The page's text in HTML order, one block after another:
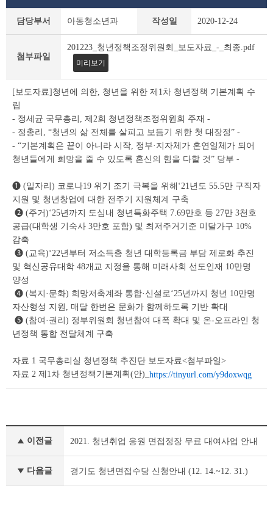
조
회
담당부서 아동청소년과 작성일 2020-12-24
첨부파일
201223_청년정책조정위원회_보도자료_-_최종.pdf
미리보기
[보도자료]청년에 의한, 청년을 위한 제1차 청년정책 기본계획 수
립
- 정세균 국무총리, 제2회 청년정책조정위원회 주재 -
- 정총리, “청년의 삶 전체를 살피고 보듬기 위한 첫 대장정” -
- “기본계획은 끝이 아니라 시작, 정부·지자체가 혼연일체가 되어
청년들에게 희망을 줄 수 있도록 혼신의 힘을 다할 것” 당부 -
➊ (일자리) 코로나19 위기 조기 극복을 위해‘21년도 55.5만 구직자
지원 및 청년창업에 대한 전주기 지원체계 구축
➋ (주거)‘25년까지 도심내 청년특화주택 7.69만호 등 27만 3천호
공급(대학생 기숙사 3만호 포함) 및 최저주거기준 미달가구 10%
감축
❸ (교육)‘22년부터 저소득층 청년 대학등록금 부담 제로화 추진
및 혁신공유대학 48개교 지정을 통해 미래사회 선도인재 10만명
양성
❹ (복지·문화) 희망저축계좌 통합·신설로‘25년까지 청년 10만명
자산형성 지원, 매달 한번은 문화가 함께하도록 기반 확대
❺ (참여·권리) 정부위원회 청년참여 대폭 확대 및 온-오프라인 청
년정책 통합 전달체계 구축
자료 1 국무총리실 청년정책 추진단 보도자료<첨부파일>
자료 2 제1차 청년정책기본계획(안)_ https://tinyurl.com/y9doxwqg
사
이전글 2021. 청년취업 응원 면접정장 무료 대여사업 안내
다음글 경기도 청년면접수당 신청안내 (12. 14.~12. 31.)